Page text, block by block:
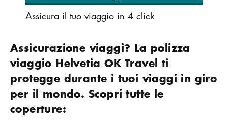
Assicura il tuo viaggio in 4 click
Assicurazione viaggi? La polizza
viaggio Helvetia OK Travel ti
protegge durante i tuoi viaggi in giro
per il mondo. Scopri tutte le
coperture: